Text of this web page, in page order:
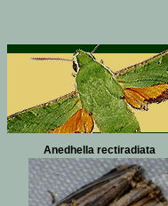
Anedhella rectiradiata